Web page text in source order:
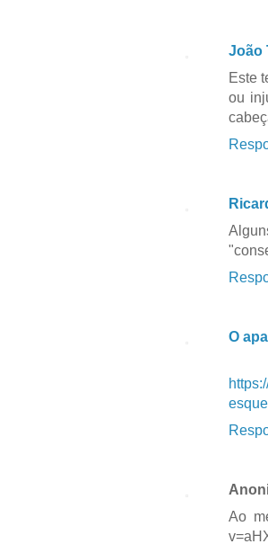
João
Este
ou
O
Ao